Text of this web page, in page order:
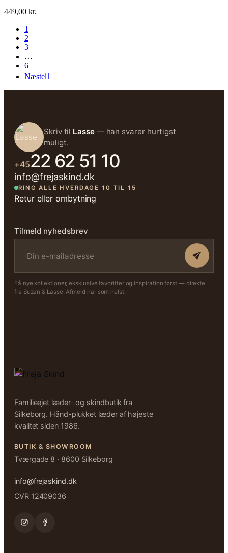
449,00 kr.
1
2
3
…
6
Næste
Skriv til Lasse— han svarer hurtigst
muligt.
+4522 62 51 10
info@frejaskind.dk
RING ALLE HVERDAGE 10 TIL 15
Retur eller ombytning
Tilmeld nyhedsbrev
Få nye kollektioner, eksklusive favoritter og inspiration først — direkte
fra Suzan & Lasse. Afmeld når som helst.
Familieejet læder- og skindbutik fra
Silkeborg. Hånd-plukket læder af højeste
kvalitet siden 1986.
BUTIK & SHOWROOM
Tværgade 8 · 8600 Silkeborg
info@frejaskind.dk
CVR 12409036